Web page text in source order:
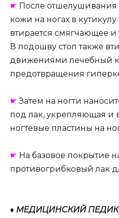
☛ После отшелушивания
кожи на ногах в
втирается смягчающее
В подошву стоп также
движениями лечебный
предотвращения
☛ Затем на ногти
под лак, укрепляющая и
ногтевые пластины на
☛ На базовое покрытие
противогрибковый лак
♦ МЕДИЦИНСКИЙ